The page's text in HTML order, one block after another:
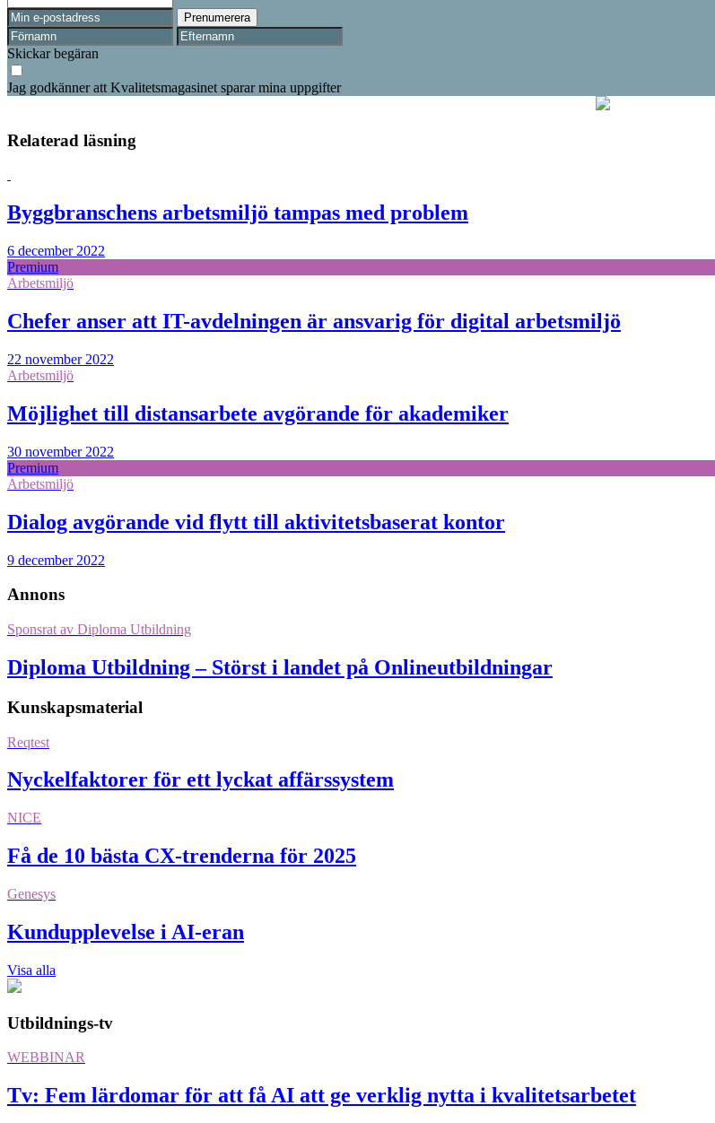
Skickar begäran
Jag godkänner att Kvalitetsmagasinet sparar mina uppgifter
Relaterad läsning
Byggbranschens arbetsmiljö tampas med problem
6 december 2022
Premium
Arbetsmiljö
Chefer anser att IT-avdelningen är ansvarig för digital arbetsmiljö
22 november 2022
Arbetsmiljö
Möjlighet till distansarbete avgörande för akademiker
30 november 2022
Premium
Arbetsmiljö
Dialog avgörande vid flytt till aktivitetsbaserat kontor
9 december 2022
Annons
Sponsrat av Diploma Utbildning
Diploma Utbildning – Störst i landet på Onlineutbildningar
Kunskapsmaterial
Reqtest
Nyckelfaktorer för ett lyckat affärssystem
NICE
Få de 10 bästa CX-trenderna för 2025
Genesys
Kundupplevelse i AI-eran
Visa alla
Utbildnings-tv
WEBBINAR
Tv: Fem lärdomar för att få AI att ge verklig nytta i kvalitetsarbetet